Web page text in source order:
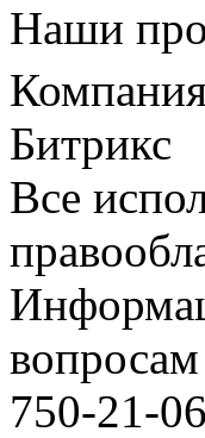
Наши
Битрикс
Все
750-21-